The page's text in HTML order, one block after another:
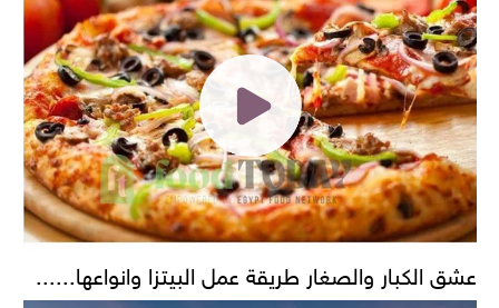
عشق الكبار والصغار طريقة عمل البيتزا وانواعها......